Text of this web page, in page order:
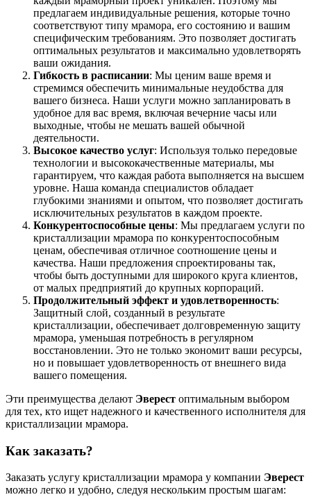
предлагаем индивидуальные решения, которые точно
соответствуют типу мрамора, его состоянию и вашим
специфическим требованиям. Это позволяет достигать
оптимальных результатов и максимально удовлетворять
ваши ожидания.
Гибкость в расписании: Мы ценим ваше время и
стремимся обеспечить минимальные неудобства для
вашего бизнеса. Наши услуги можно запланировать в
удобное для вас время, включая вечерние часы или
выходные, чтобы не мешать вашей обычной
деятельности.
Высокое качество услуг: Используя только передовые
технологии и высококачественные материалы, мы
гарантируем, что каждая работа выполняется на высшем
уровне. Наша команда специалистов обладает
глубокими знаниями и опытом, что позволяет достигать
исключительных результатов в каждом проекте.
Конкурентоспособные цены: Мы предлагаем услуги по
кристаллизации мрамора по конкурентоспособным
ценам, обеспечивая отличное соотношение цены и
качества. Наши предложения спроектированы так,
чтобы быть доступными для широкого круга клиентов,
от малых предприятий до крупных корпораций.
Продолжительный эффект и удовлетворенность:
Защитный слой, созданный в результате
кристаллизации, обеспечивает долговременную защиту
мрамора, уменьшая потребность в регулярном
восстановлении. Это не только экономит ваши ресурсы,
но и повышает удовлетворенность от внешнего вида
вашего помещения.
Эти преимущества делают Эверест оптимальным выбором
для тех, кто ищет надежного и качественного исполнителя для
кристаллизации мрамора.
Как заказать?
Заказать услугу кристаллизации мрамора у компании Эверест
можно легко и удобно, следуя нескольким простым шагам: